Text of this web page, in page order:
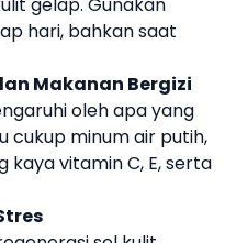
gelap. Gunakan
hari, bahkan saat
Makanan Bergizi
oleh apa yang
cukup minum air putih,
vitamin C, E, serta